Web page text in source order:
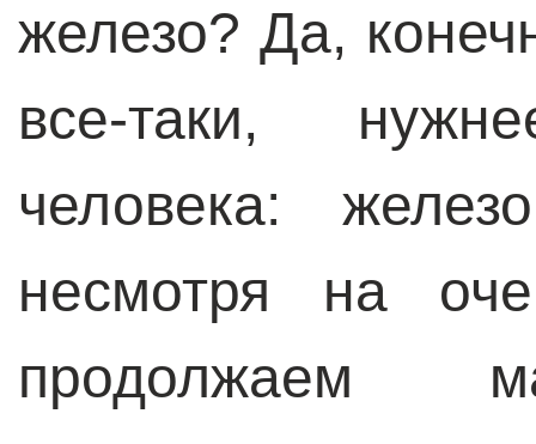
железо? Да,
все-таки,
человека:
несмотря на
продолжаем